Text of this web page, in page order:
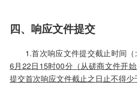
四、响应文件提交
1.首次响应文件提交截止时间（
6月22日15时00分 （从磋商文件开
提交首次响应文件截止之日止不得少